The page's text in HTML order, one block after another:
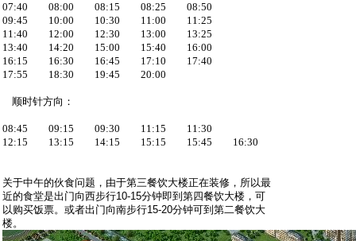
07:40 08:00 08:15 08:25 08:50
09:45 10:00 10:30 11:00 11:25
11:40 12:00 12:30 13:00 13:25
13:40 14:20 15:00 15:40 16:00
16:15 16:30 16:45 17:10 17:40
17:55 18:30 19:45 20:00
顺时针方向：
08:45 09:15 09:30 11:15 11:30
12:15 13:15 14:15 15:15 15:45 16:30
关于中午的伙食问题，由于第三餐饮大楼正在装修，所以最
近的食堂是出门向西步行10-15分钟即到第四餐饮大楼，可
以购买饭票。或者出门向南步行15-20分钟可到第二餐饮大
楼。